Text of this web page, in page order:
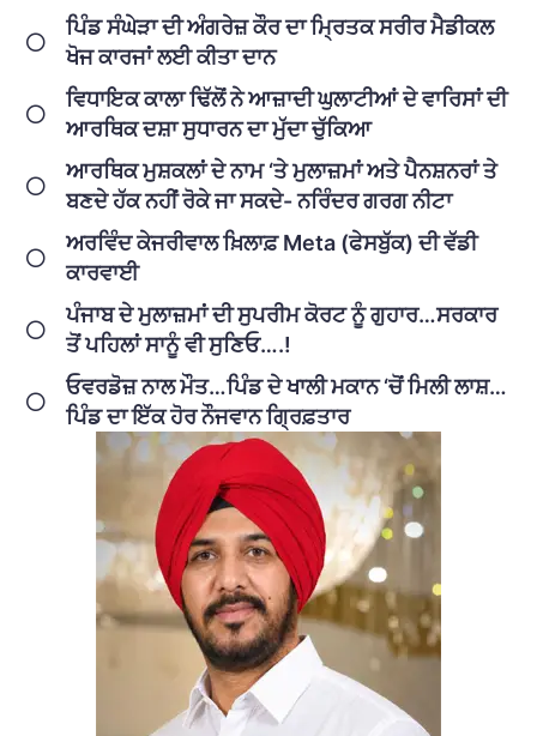
ਪਿੰਡ ਸੰਘੇੜਾ ਦੀ ਅੰਗਰੇਜ਼ ਕੌਰ ਦਾ ਮ੍ਰਿਤਕ ਸਰੀਰ ਮੈਡੀਕਲ
ਖੋਜ ਕਾਰਜਾਂ ਲਈ ਕੀਤਾ ਦਾਨ
ਵਿਧਾਇਕ ਕਾਲਾ ਢਿੱਲੋਂ ਨੇ ਆਜ਼ਾਦੀ ਘੁਲਾਟੀਆਂ ਦੇ ਵਾਰਿਸਾਂ ਦੀ
ਆਰਥਿਕ ਦਸ਼ਾ ਸੁਧਾਰਨ ਦਾ ਮੁੱਦਾ ਚੁੱਕਿਆ
ਆਰਥਿਕ ਮੁਸ਼ਕਲਾਂ ਦੇ ਨਾਮ ‘ਤੇ ਮੁਲਾਜ਼ਮਾਂ ਅਤੇ ਪੈਨਸ਼ਨਰਾਂ ਤੇ
ਬਣਦੇ ਹੱਕ ਨਹੀਂ ਰੋਕੇ ਜਾ ਸਕਦੇ- ਨਰਿੰਦਰ ਗਰਗ ਨੀਟਾ
ਅਰਵਿੰਦ ਕੇਜਰੀਵਾਲ ਖ਼ਿਲਾਫ਼ Meta (ਫੇਸਬੁੱਕ) ਦੀ ਵੱਡੀ
ਕਾਰਵਾਈ
ਪੰਜਾਬ ਦੇ ਮੁਲਾਜ਼ਮਾਂ ਦੀ ਸੁਪਰੀਮ ਕੋਰਟ ਨੂੰ ਗੁਹਾਰ…ਸਰਕਾਰ
ਤੋਂ ਪਹਿਲਾਂ ਸਾਨੂੰ ਵੀ ਸੁਣਿਓ….!
ਓਵਰਡੋਜ਼ ਨਾਲ ਮੌਤ…ਪਿੰਡ ਦੇ ਖਾਲੀ ਮਕਾਨ ‘ਚੋਂ ਮਿਲੀ ਲਾਸ਼…
ਪਿੰਡ ਦਾ ਇੱਕ ਹੋਰ ਨੌਜਵਾਨ ਗ੍ਰਿਫ਼ਤਾਰ